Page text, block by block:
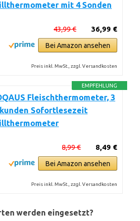
mit 4 Sonden
36,99 €
43,99 €
Bei Amazon ansehen
Preis inkl. MwSt., zzgl. Versandkosten
EMPFEHLUNG
Fleischthermometer, 3
Sofortlesezeit
8,49 €
8,99 €
Bei Amazon ansehen
Preis inkl. MwSt., zzgl. Versandkosten
werden eingesetzt?